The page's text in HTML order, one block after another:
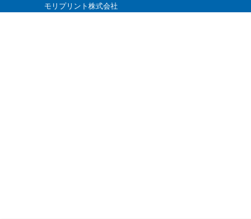
モリプリント株式会社